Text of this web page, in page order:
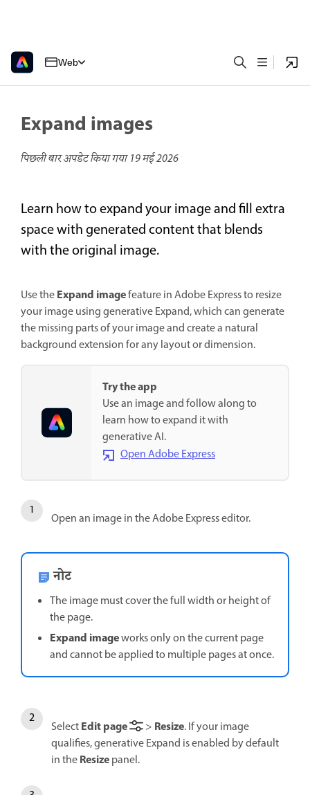
Web
Expand images
पिछली बार अपडेट किया गया19 मई 2026
Learn how to expand your image and fill extra
space with generated content that blends
with the original image.
Use theExpand imagefeature in Adobe Express to resize
your image using generative Expand, which can generate
the missing parts of your image and create a natural
background extension for any layout or dimension.
Try the app
Use an image and follow along to
learn how to expand it with
generative AI.
Open Adobe Express
Open an image in the Adobe Express editor.
नोट
The image must cover the full width or height of
the page.
Expand imageworks only on the current page
and cannot be applied to multiple pages at once.
SelectEdit page > Resize. If your image
qualifies, generative Expand is enabled by default
in theResizepanel.